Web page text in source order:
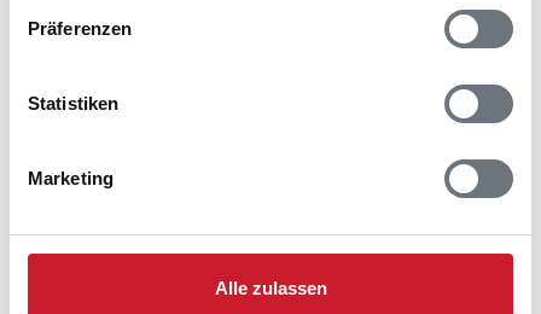
Präferenzen
Statistiken
Marketing
Alle zulassen
Fjellerup Strand